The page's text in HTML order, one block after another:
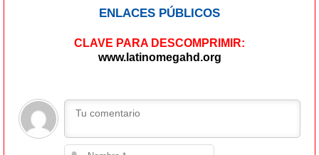
ENLACES PÚBLICOS
CLAVE PARA DESCOMPRIMIR:
www.latinomegahd.org